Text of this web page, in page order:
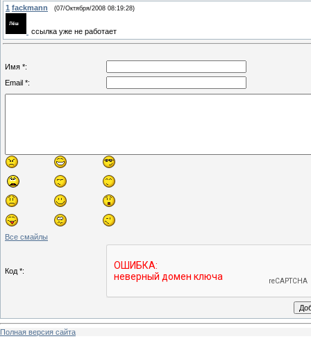
1 fackmann (07/Октября/2008 08:19:28)
ссылка уже не работает
Имя *:
Email *:
Все смайлы
Код *:
Полная версия сайта